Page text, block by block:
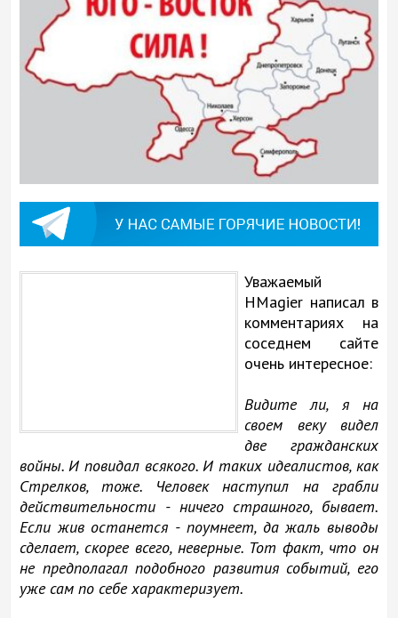
Уважаемый
HMagier написал в
комментариях на
соседнем сайте
очень интересное:
Видите ли, я на
своем веку видел
две гражданских
войны. И повидал всякого. И таких идеалистов, как
Стрелков, тоже. Человек наступил на грабли
действительности - ничего страшного, бывает.
Если жив останется - поумнеет, да жаль выводы
сделает, скорее всего, неверные. Тот факт, что он
не предполагал подобного развития событий, его
уже сам по себе характеризует.